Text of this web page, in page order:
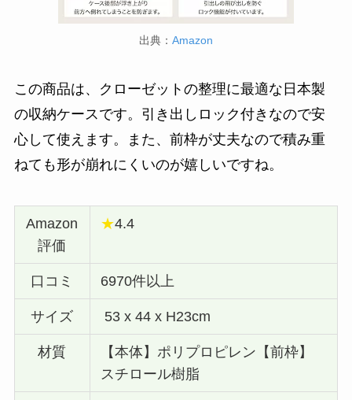
出典： Amazon
この商品は、クローゼットの整理に最適な日本製
の収納ケースです。引き出しロック付きなので安
心して使えます。また、前枠が丈夫なので積み重
ねても形が崩れにくいのが嬉しいですね。
Amazon
評価
★4.4
口コミ 6970件以上
サイズ 53 x 44 x H23cm
材質
【本体】ポリプロピレン【前枠】
スチロール樹脂